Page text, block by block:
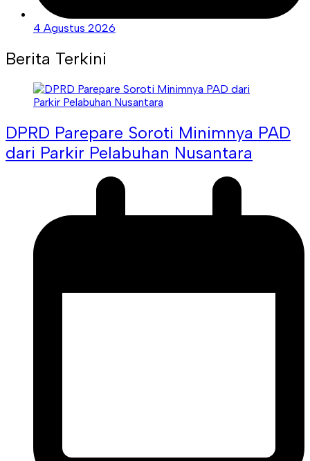
4 Agustus 2026
Berita Terkini
DPRD Parepare Soroti Minimnya PAD
dari Parkir Pelabuhan Nusantara